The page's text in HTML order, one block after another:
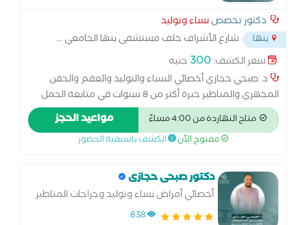
دكتور تخصصنساء وتوليد
بنها شارع الأشراف خلف مستشفى بنها الجامعي...
سعر الكشف:300 جنيه
د. صبحي حجازي أخصائي النساء والتوليد والعقم والحقن
المجهري والمناظير خبرة أكثر من 8 سنوات في متابعة الحمل
والولادة الطبيعية والقيصرية، وعلاج تأخر الحمل والحقن
المجهري. متخصص في مناظير الرحم والبطن وعلاج تكيس
المبايض وبطانة الرحم المهاجرة. أسعى لتقديم رعاية متكاملة
وحتى تحقيق حلم الأمومة
متاح النهاردة من 4:00 مساءً مواعيد الحجز
مفتوح الآن الكشف باسبقية الحضور
دكتور صبحى حجازى
أخصائي أمراض نساء وتوليد وجراحات المناظير
والحقن المجهري وتحديد نوع الجنين
838